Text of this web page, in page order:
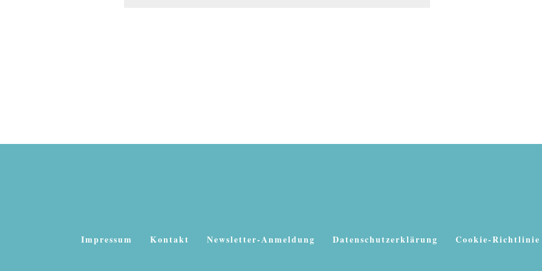
Impressum Kontakt Newsletter-Anmeldung Datenschutzerklärung Cookie-